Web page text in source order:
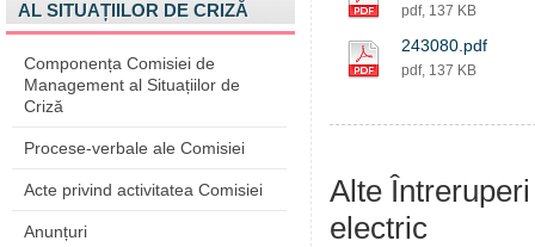
AL SITUAȚIILOR DE CRIZĂ
Componența Comisiei de
Management al Situațiilor de
Criză
Procese-verbale ale Comisiei
Acte privind activitatea Comisiei
Anunțuri
pdf, 137 KB
243080.pdf
pdf, 137 KB
Alte
electric